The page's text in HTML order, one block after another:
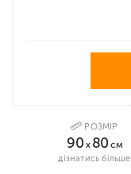
РОЗМІР
90 x 80 см
дізнатись більше